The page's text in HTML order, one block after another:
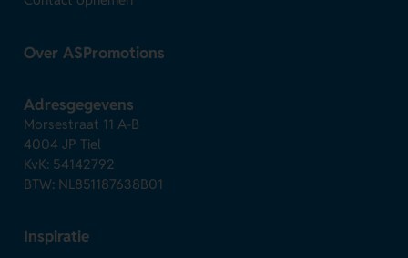
Over ASPromotions
Adresgegevens
Morsestraat 11 A-B
4004 JP Tiel
KvK: 54142792
BTW: NL851187638B01
Inspiratie